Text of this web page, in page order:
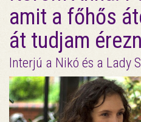
amit a főhős
át tudjam
Interjú a Nikó és a Lady